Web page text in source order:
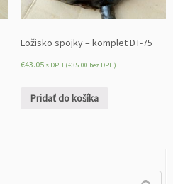
Ložisko spojky – komplet DT-75
€43.05 s DPH (€35.00 bez DPH)
Pridať do košíka